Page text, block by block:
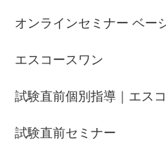
オンラインセミナー ベー
エスコースワン
試験直前個別指導｜エス
試験直前セミナー